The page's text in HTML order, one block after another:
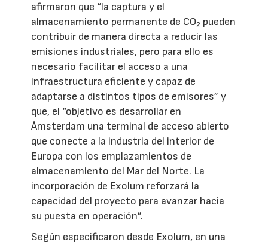
afirmaron que “la captura y el
almacenamiento permanente de CO2 pueden
contribuir de manera directa a reducir las
emisiones industriales, pero para ello es
necesario facilitar el acceso a una
infraestructura eficiente y capaz de
adaptarse a distintos tipos de emisores” y
que, el “objetivo es desarrollar en
Ámsterdam una terminal de acceso abierto
que conecte a la industria del interior de
Europa con los emplazamientos de
almacenamiento del Mar del Norte. La
incorporación de Exolum reforzará la
capacidad del proyecto para avanzar hacia
su puesta en operación”.
Según especificaron desde Exolum, en una